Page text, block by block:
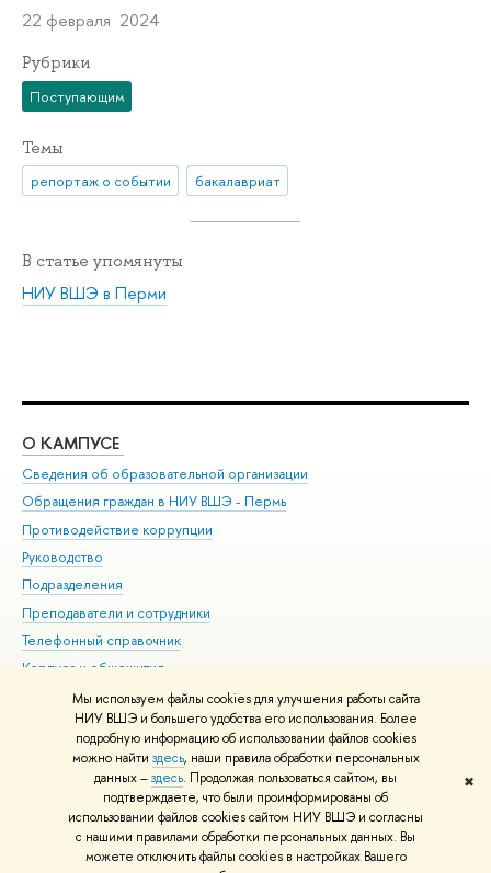
Мы используем файлы cookies для улучшения работы сайта
НИУ ВШЭ и большего удобства его использования. Более
подробную информацию об использовании файлов cookies
можно найти здесь, наши правила обработки персональных
данных –здесь. Продолжая пользоваться сайтом, вы
подтверждаете, что были проинформированы об
использовании файлов cookies сайтом НИУ ВШЭ и согласны
с нашими правилами обработки персональных данных. Вы
можете отключить файлы cookies в настройках Вашего
✖
22 февраля 2024
Рубрики
Поступающим
Темы
репортаж о событии бакалавриат
В статье упомянуты
НИУ ВШЭ в Перми
О КАМПУСЕ
Сведения об образовательной организации
Обращения граждан в НИУ ВШЭ - Пермь
Противодействие коррупции
Руководство
Подразделения
Преподаватели и сотрудники
Телефонный справочник
Корпуса и общежития
ВШЭ для студентов с ограниченными возможностями
здоровья и инвалидностью
Единая платежная страница
© НИУ ВШЭ 1993–2026 Условия использования материалов Адреса
и контакты Карта сайта
Шрифты HSE Sans и HSE Slab разработаны вШколе дизайна НИУ ВШЭ